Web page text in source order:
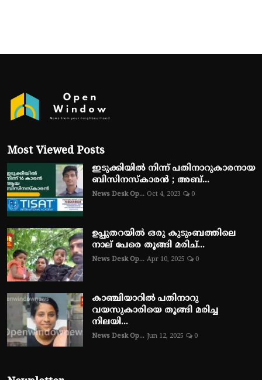
Most Viewed Posts
ഇടുക്കിയിൽ നിന്ന് പതിനാറുകാരനായ
ബിസിനസ്‌കാരൻ ; അബ്...
News Desk Op... Oct 4, 2023 0
ഉപ്പുതറയിൽ ഒരു കുടുംബത്തിലെ
നാല് പേരെ തൂങ്ങി മരിച്...
News Desk Op... Apr 10, 2025 0
കാഞ്ചിയാറിൽ പതിനാറു
വയസുകാരിയെ തൂങ്ങി മരിച്ച
നിലയി...
News Desk Op... Jun 12, 2025 0